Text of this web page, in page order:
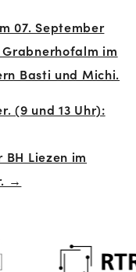
07. September
Grabnerhofalm im
Basti und Michi.
(9 und 13 Uhr):
Liezen im
→